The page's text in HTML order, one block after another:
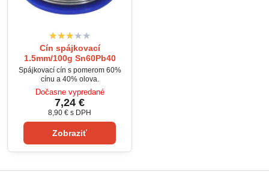
Cín spájkovací
1.5mm/100g Sn60Pb40
Spájkovací cín s pomerom 60%
cínu a 40% olova.
Dočasne vypredané
7,24 €
8,90 € s DPH
Zobraziť